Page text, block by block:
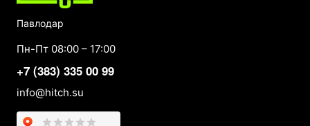
Павлодар
Пн-Пт 08:00 – 17:00
+7 (383) 335 00 99
info@hitch.su